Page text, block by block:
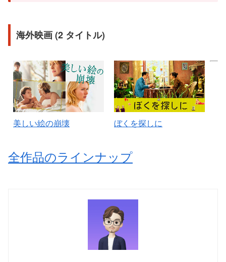
海外映画 (2 タイトル)
美しい絵の崩壊 ぼくを探しに
全作品のラインナップ